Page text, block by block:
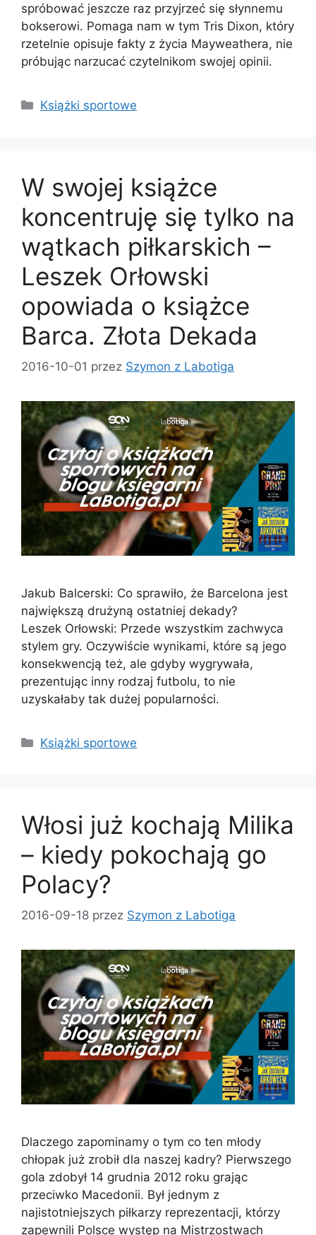
spróbować jeszcze raz przyjrzeć się słynnemu
bokserowi. Pomaga nam w tym Tris Dixon, który
rzetelnie opisuje fakty z życia Mayweathera, nie
próbując narzucać czytelnikom swojej opinii.
Kategorie
Książki sportowe
W swojej książce
koncentruję się tylko na
wątkach piłkarskich –
Leszek Orłowski
opowiada o książce
Barca. Złota Dekada
2016-10-01 przez Szymon z Labotiga
Jakub Balcerski: Co sprawiło, że Barcelona jest
największą drużyną ostatniej dekady?
Leszek Orłowski: Przede wszystkim zachwyca
stylem gry. Oczywiście wynikami, które są jego
konsekwencją też, ale gdyby wygrywała,
prezentując inny rodzaj futbolu, to nie
uzyskałaby tak dużej popularności.
Kategorie
Książki sportowe
Włosi już kochają Milika
– kiedy pokochają go
Polacy?
2016-09-18 przez Szymon z Labotiga
Dlaczego zapominamy o tym co ten młody
chłopak już zrobił dla naszej kadry? Pierwszego
gola zdobył 14 grudnia 2012 roku grając
przeciwko Macedonii. Był jednym z
najistotniejszych piłkarzy reprezentacji, którzy
zapewnili Polsce występ na Mistrzostwach